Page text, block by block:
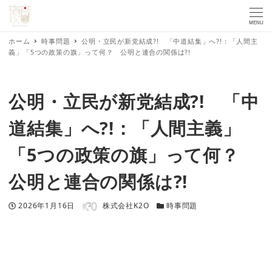
MENU
ホーム 時事問題
公明・立民が新党結成?! 「中道結集」へ?!：「人間主
義」「5つの政策の旗」って何？ 公明と連合の関係は?!
公明・立民が新党結成?! 「中
道結集」へ?!：「人間主義」
「5つの政策の旗」って何？
公明と連合の関係は?!
投稿日
2026年1月16日 著者 株式会社K2O カテゴリー
時事問題